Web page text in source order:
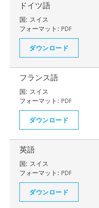
ドイツ語
国: スイス
フォーマット: PDF
ダウンロード
フランス語
国: スイス
フォーマット: PDF
ダウンロード
英語
国: スイス
フォーマット: PDF
ダウンロード